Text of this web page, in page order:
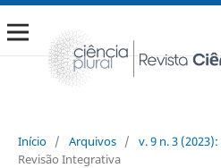
Início / Arquivos / v. 9 n. 3
Revisão Integrativa